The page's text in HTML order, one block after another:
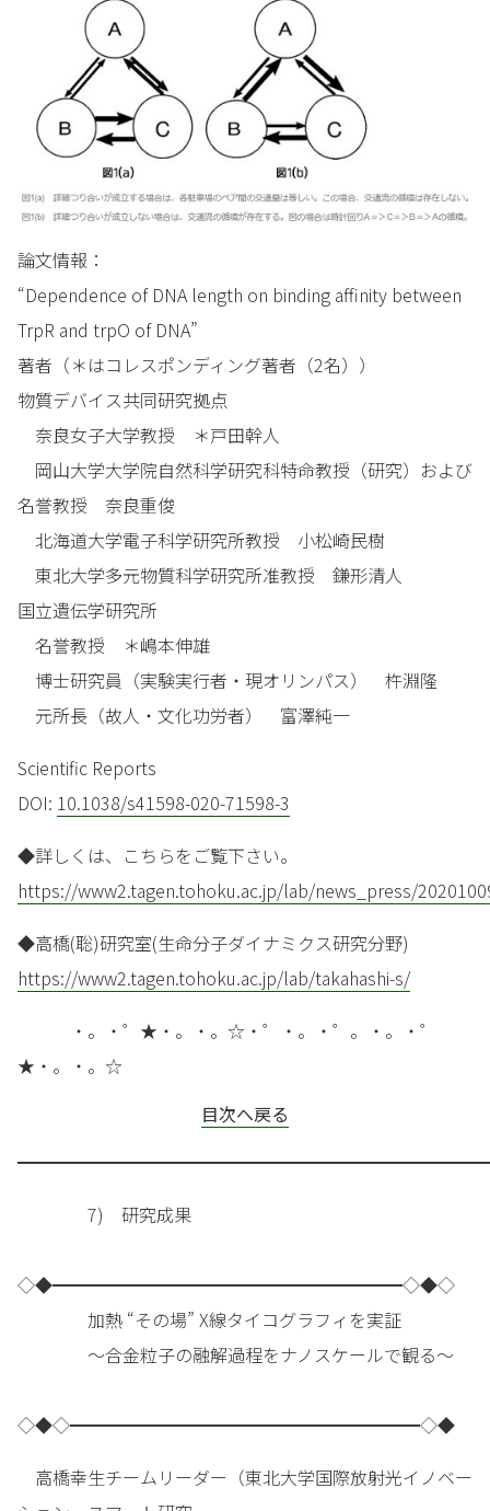
論文情報：
“Dependence of DNA length on binding affinity between
TrpR and trpO of DNA”
著者（＊はコレスポンディング著者（2名））
物質デバイス共同研究拠点
奈良女子大学教授 ＊戸田幹人
岡山大学大学院自然科学研究科特命教授（研究）および
名誉教授 奈良重俊
北海道大学電子科学研究所教授 小松崎民樹
東北大学多元物質科学研究所准教授 鎌形清人
国立遺伝学研究所
名誉教授 ＊嶋本伸雄
博士研究員（実験実行者・現オリンパス） 杵淵隆
元所長（故人・文化功労者） 富澤純一
Scientific Reports
DOI: 10.1038/s41598-020-71598-3
◆詳しくは、こちらをご覧下さい。
https://www2.tagen.tohoku.ac.jp/lab/news_press/
◆高橋(聡)研究室(生命分子ダイナミクス研究分野)
https://www2.tagen.tohoku.ac.jp/lab/takahashi-s/
・。・゜★・。・。☆・゜・。・゜。・。・゜
★・。・。☆
目次へ戻る
7) 研究成果
◇◆━━━━━━━━━━━━━━━━━━━━◇◆◇
加熱 “その場” X線タイコグラフィを実証
～合金粒子の融解過程をナノスケールで観る～
◇◆◇━━━━━━━━━━━━━━━━━━━━◇◆
高橋幸生チームリーダー（東北大学国際放射光イノベー